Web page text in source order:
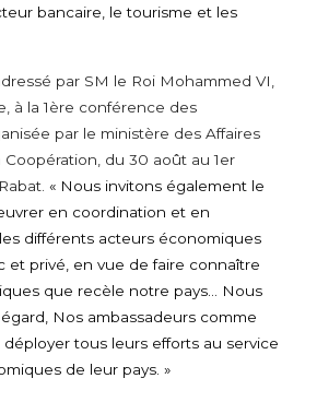
bancaire, le tourisme et les
par SM le Roi Mohammed VI,
à la 1ère conférence des
par le ministère des Affaires
du 30 août au 1er
« Nous invitons également le
en coordination et en
différents acteurs économiques
et privé, en vue de faire connaître
que recèle notre pays… Nous
Nos ambassadeurs comme
tous leurs efforts au service
de leur pays. »